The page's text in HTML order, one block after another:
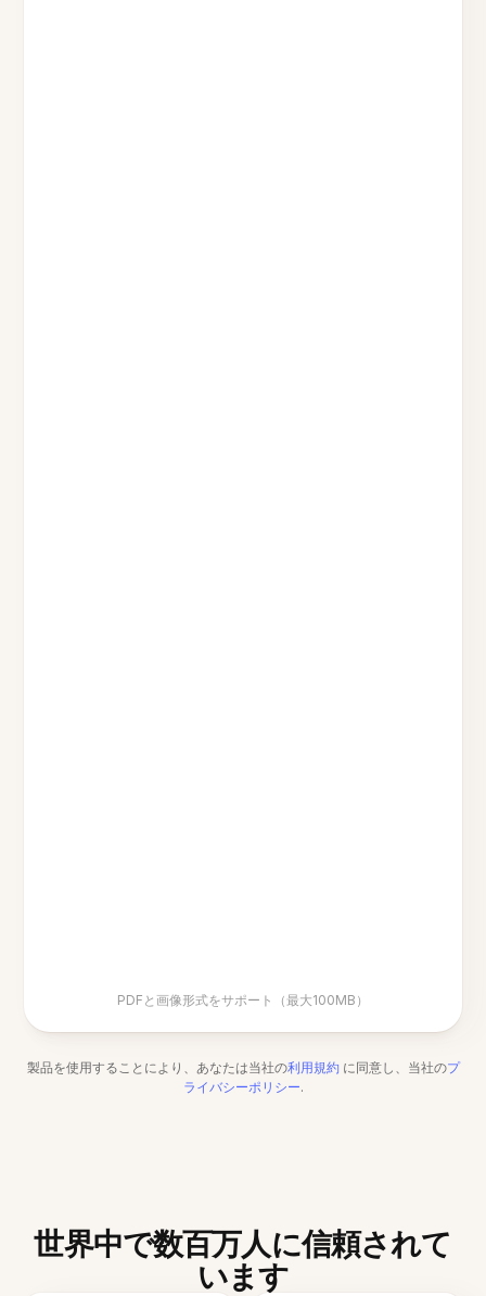
PDFと画像形式をサポート（最大100MB）
製品を使用することにより、あなたは当社の利用規約 に同意し、当社のプ
ライバシーポリシー.
世界中で数百万人に信頼されて
います